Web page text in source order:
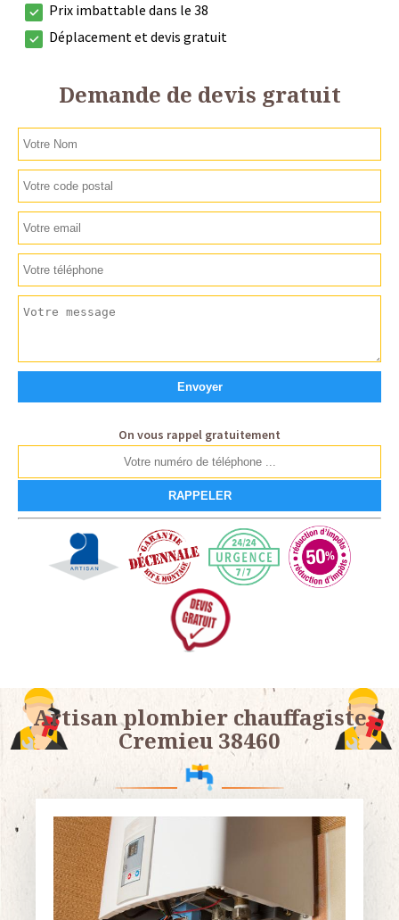
Prix imbattable dans le 38
Déplacement et devis gratuit
Demande de devis gratuit
On vous rappel gratuitement
Artisan plombier chauffagiste
Cremieu 38460